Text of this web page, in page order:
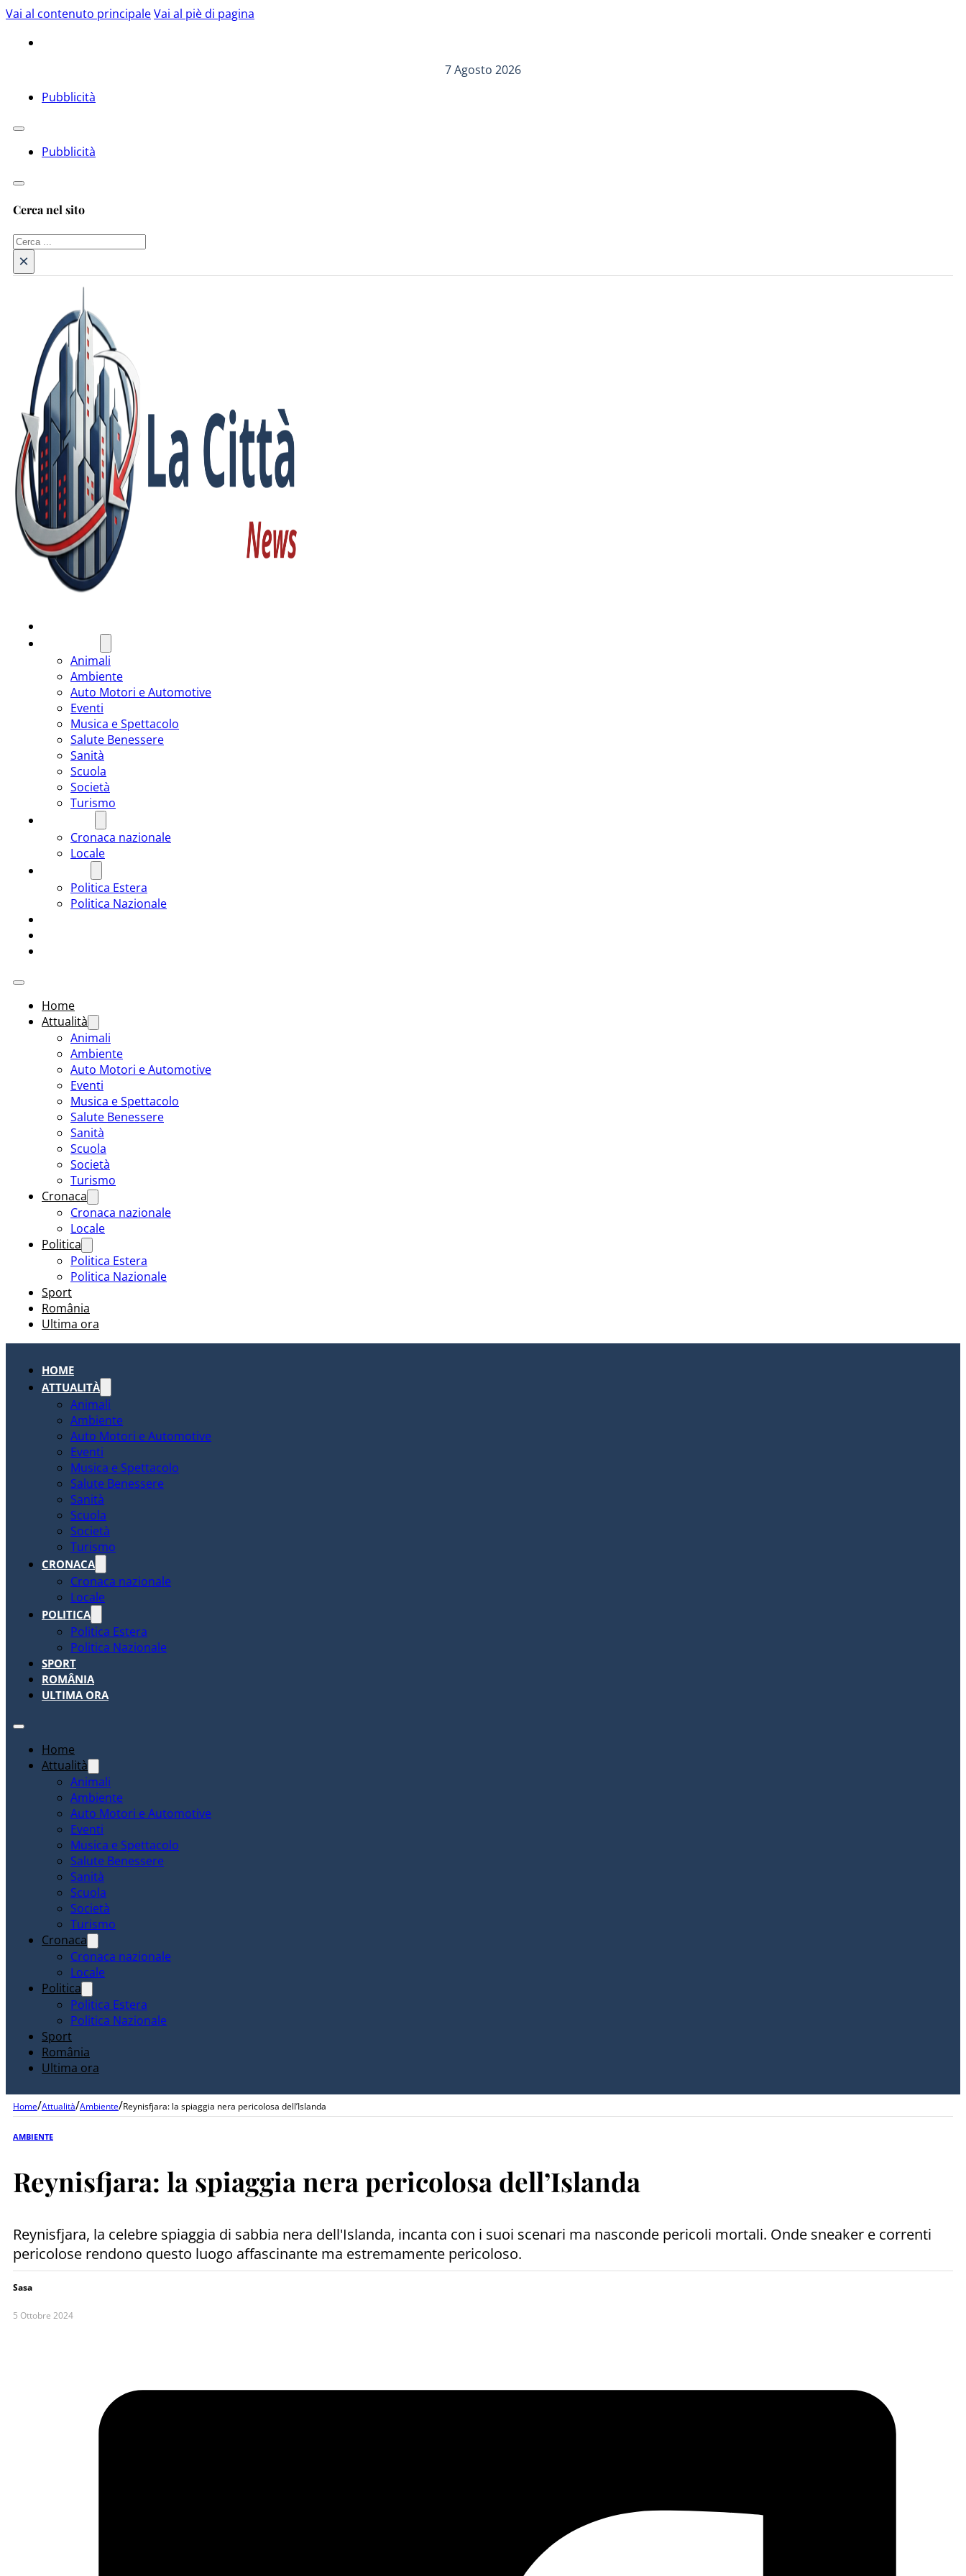
Vai al contenuto principaleVai al piè di pagina
7 Agosto 2026
Pubblicità
Pubblicità
Cerca nel sito
Cerca
×
Animali
Ambiente
Auto Motori e Automotive
Eventi
Musica e Spettacolo
Salute Benessere
Sanità
Scuola
Società
Turismo
Cronaca nazionale
Locale
Politica Estera
Politica Nazionale
Home
Attualità
Animali
Ambiente
Auto Motori e Automotive
Eventi
Musica e Spettacolo
Salute Benessere
Sanità
Scuola
Società
Turismo
Cronaca
Cronaca nazionale
Locale
Politica
Politica Estera
Politica Nazionale
Sport
România
Ultima ora
HOME
ATTUALITÀ
Animali
Ambiente
Auto Motori e Automotive
Eventi
Musica e Spettacolo
Salute Benessere
Sanità
Scuola
Società
Turismo
CRONACA
Cronaca nazionale
Locale
POLITICA
Politica Estera
Politica Nazionale
SPORT
ROMÂNIA
ULTIMA ORA
Home
Attualità
Animali
Ambiente
Auto Motori e Automotive
Eventi
Musica e Spettacolo
Salute Benessere
Sanità
Scuola
Società
Turismo
Cronaca
Cronaca nazionale
Locale
Politica
Politica Estera
Politica Nazionale
Sport
România
Ultima ora
Home/Attualità/Ambiente/Reynisfjara: la spiaggia nera pericolosa dell’Islanda
AMBIENTE
Reynisfjara: la spiaggia nera pericolosa dell’Islanda
Reynisfjara, la celebre spiaggia di sabbia nera dell'Islanda, incanta con i suoi scenari ma nasconde pericoli mortali. Onde sneaker e correnti
pericolose rendono questo luogo affascinante ma estremamente pericoloso.
Sasa
5 Ottobre 2024